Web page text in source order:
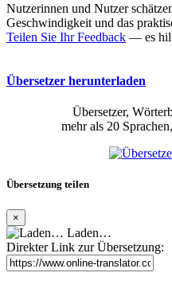
Nutzerinnen und Nutzer
Geschwindigkeit und das
Teilen Sie Ihr Feedback — es
Übersetzer herunterladen
Übersetzer,
mehr als 20
Übersetzung teilen
×
Laden…
Direkter Link zur Übersetzung: